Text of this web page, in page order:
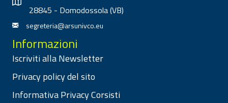
28845 - Domodossola (VB)
segreteria@arsunivco.eu
Informazioni
Iscriviti alla Newsletter
Privacy policy del sito
Informativa Privacy Corsisti